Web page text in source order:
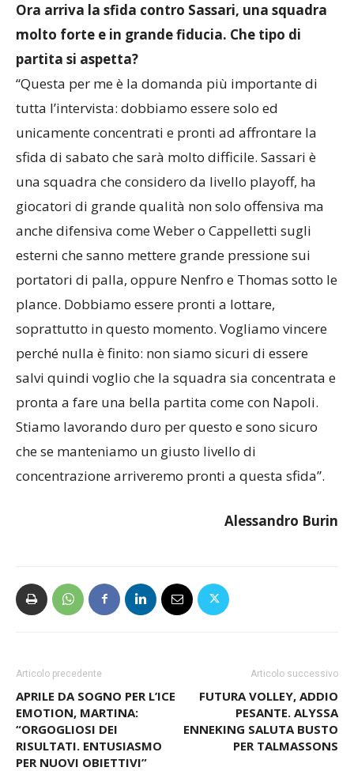
Ora arriva la sfida contro Sassari, una squadra
molto forte e in grande fiducia. Che tipo di
partita si aspetta?
“Questa per me è la domanda più importante di
tutta l’intervista: dobbiamo essere solo ed
unicamente concentrati e pronti ad affrontare la
sfida di sabato che sarà molto difficile. Sassari è
una squadra che considero da livello playoff, ha
giocatori di grande qualità non solo offensiva ma
anche difensiva come Weber o Cappelletti sugli
esterni che sanno mettere grande pressione sui
portatori di palla, oppure Nenfro e Thomas sotto le
plance. Dobbiamo essere pronti a lottare,
soprattutto in questo momento. Vogliamo vincere
perché nulla è finito: non siamo sicuri di essere
salvi quindi voglio che la squadra sia concentrata e
pronta a fare una bella partita come con Napoli.
Stiamo lavorando duro per questo e sono sicuro
che se manteniamo un giusto livello di
concentrazione arriveremo pronti a questa sfida”.
Alessandro Burin
Articolo precedente
APRILE DA SOGNO PER L’ICE
EMOTION, MARTINA:
“ORGOGLIOSI DEI
RISULTATI. ENTUSIASMO
PER NUOVI OBIETTIVI”
Articolo successivo
FUTURA VOLLEY, ADDIO
PESANTE. ALYSSA
ENNEKING SALUTA BUSTO
PER TALMASSONS